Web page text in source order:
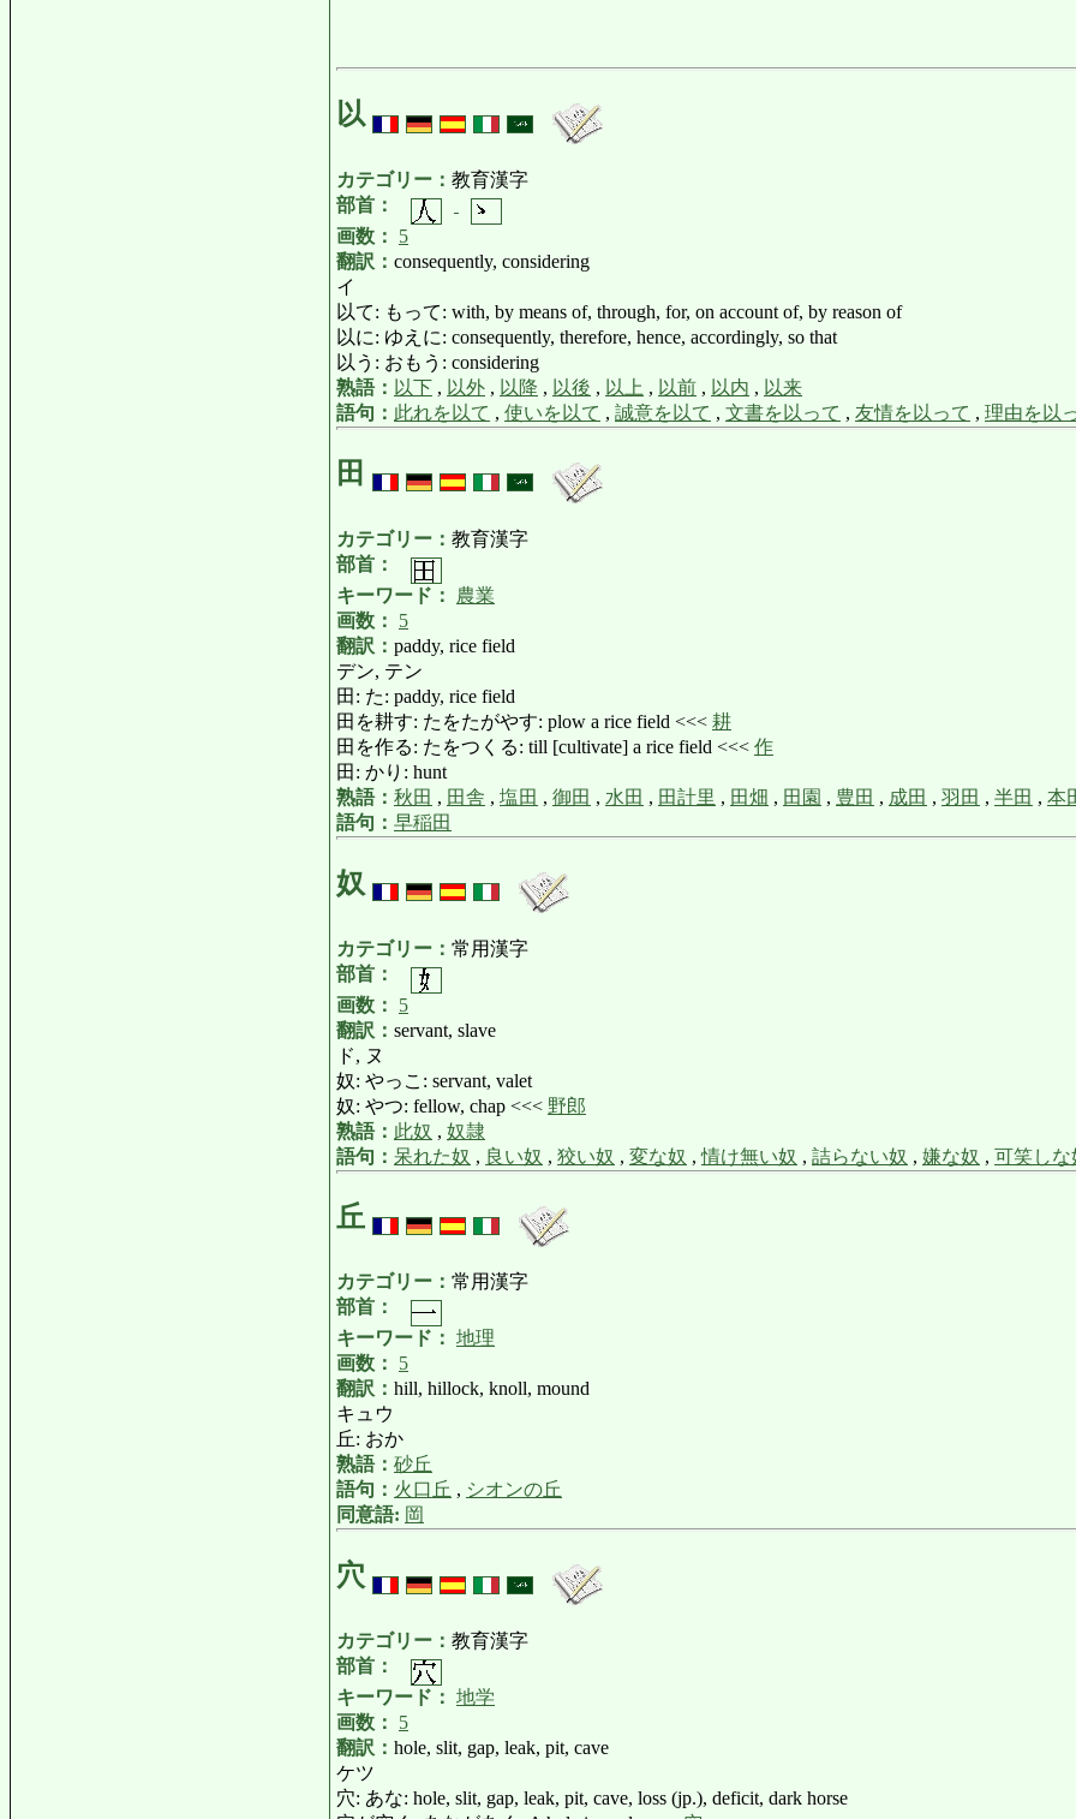
以
カテゴリー： 教育漢字
部首：
画数：
5
翻訳： consequently, considering
イ
以て: もって: with, by means of, through, for, on account of, by reason of
以に: ゆえに: consequently, therefore, hence, accordingly, so that
以う: おもう: considering
熟語： 以下 , 以外 , 以降 , 以後 , 以上 , 以前 , 以内 , 以来
語句： 此れを以て , 使いを以て , 誠意を以て , 文書を以って , 友情を以って , 理由を以
田
カテゴリー： 教育漢字
部首：
キーワード：
農業
画数：
5
翻訳： paddy, rice field
デン, テン
田: た: paddy, rice field
田を耕す: たをたがやす: plow a rice field <<< 耕
田を作る: たをつくる: till [cultivate] a rice field <<< 作
田: かり: hunt
熟語： 秋田 , 田舎 , 塩田 , 御田 , 水田 , 田計里 , 田畑 , 田園 , 豊田 , 成田 , 羽田 , 半田 , 本
語句： 早稲田
奴
カテゴリー： 常用漢字
部首：
画数：
5
翻訳： servant, slave
ド, ヌ
奴: やっこ: servant, valet
奴: やつ: fellow, chap <<< 野郎
熟語： 此奴 , 奴隷
語句： 呆れた奴 , 良い奴 , 狡い奴 , 変な奴 ,情け無い奴 , 詰らない奴 , 嫌な奴 , 可笑しな
丘
カテゴリー： 常用漢字
部首：
キーワード： 地理
画数：
5
翻訳： hill, hillock, knoll, mound
キュウ
丘: おか
熟語： 砂丘
語句： 火口丘 , シオンの丘
同意語: 岡
穴
カテゴリー： 教育漢字
部首：
キーワード： 地学
画数：
5
翻訳： hole, slit, gap, leak, pit, cave
ケツ
穴: あな: hole, slit, gap, leak, pit, cave, loss (jp.), deficit, dark horse